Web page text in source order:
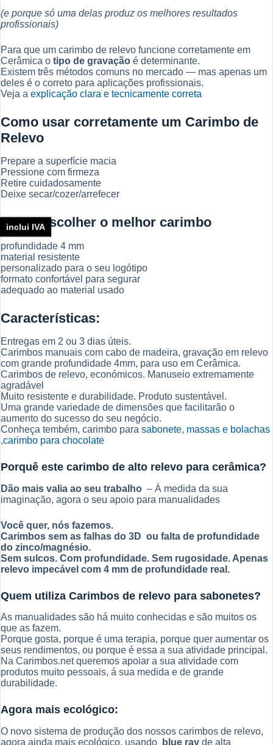
(e porque só uma delas produz os melhores resultados
profissionais)
Para que um carimbo de relevo funcione corretamente em
Cerâmica o tipo de gravação é determinante.
Existem três métodos comuns no mercado — mas apenas um
deles é o correto para aplicações profissionais.
Veja a explicação clara e tecnicamente correta
Como usar corretamente um Carimbo de
Relevo
Prepare a superfície macia
Pressione com firmeza
Retire cuidadosamente
Deixe secar/cozer/arrefecer
Como escolher o melhor carimbo
profundidade 4 mm
material resistente
personalizado para o seu logótipo
formato confortável para segurar
adequado ao material usado
Características:
Entregas em 2 ou 3 dias úteis.
Carimbos manuais com cabo de madeira, gravação em relevo
com grande profundidade 4mm, para uso em Cerâmica.
Carimbos de relevo, económicos. Manuseio extremamente
agradável
Muito resistente e durabilidade. Produto sustentável.
Uma grande variedade de dimensões que facilitarão o
aumento do sucesso do seu negócio.
Conheça tembém, carimbo para sabonete, massas e bolachas
,carimbo para chocolate
Porquê este carimbo de alto relevo para cerâmica?
Dão mais valia ao seu trabalho – À medida da sua
imaginação, agora o seu apoio para manualidades
Você quer, nós fazemos.
Carimbos sem as falhas do 3D ou falta de profundidade
do zinco/magnésio.
Sem sulcos. Com profundidade. Sem rugosidade. Apenas
relevo impecável com 4 mm de profundidade real.
Quem utiliza Carimbos de relevo para sabonetes?
As manualidades são há muito conhecidas e são muitos os
que as fazem.
Porque gosta, porque é uma terapia, porque quer aumentar os
seus rendimentos, ou porque é essa a sua atividade principal.
Na Carimbos.net queremos apoiar a sua atividade com
produtos muito pessoais, á sua medida e de grande
durabilidade.
Agora mais ecológico:
O novo sistema de produção dos nossos carimbos de relevo,
agora ainda mais ecológico, usando
blue ray de alta
inclui IVA